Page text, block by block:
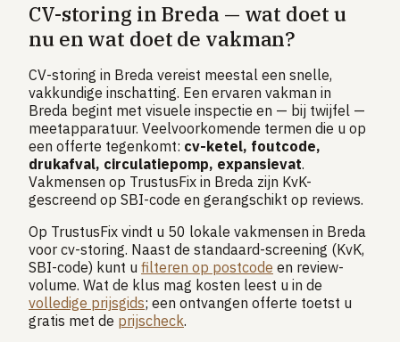
CV-storing in Breda — wat doet u
nu en wat doet de vakman?
CV-storing in Breda vereist meestal een snelle,
vakkundige inschatting. Een ervaren vakman in
Breda begint met visuele inspectie en — bij twijfel —
meetapparatuur. Veelvoorkomende termen die u op
een offerte tegenkomt: cv-ketel, foutcode,
drukafval, circulatiepomp, expansievat.
Vakmensen op TrustusFix in Breda zijn KvK-
gescreend op SBI-code en gerangschikt op reviews.
Op TrustusFix vindt u 50 lokale vakmensen in Breda
voor cv-storing. Naast de standaard-screening (KvK,
SBI-code) kunt u filteren op postcode en review-
volume. Wat de klus mag kosten leest u in de
volledige prijsgids; een ontvangen offerte toetst u
gratis met de prijscheck.